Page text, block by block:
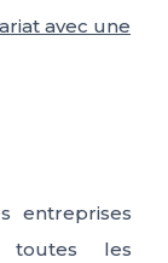
avec une
entreprises
toutes les